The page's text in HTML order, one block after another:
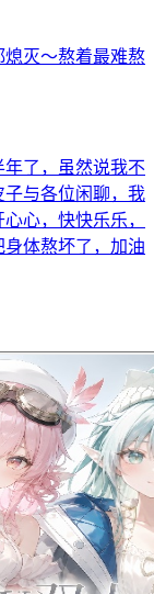
灭～熬着最难熬
了，虽然说我不
与各位闲聊，我
心，快快乐乐，
体熬坏了，加油